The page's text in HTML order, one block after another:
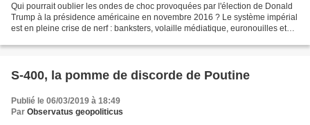
Qui pourrait oublier les ondes de choc provoquées par l'élection de Donald
Trump à la présidence américaine en novembre 2016 ? Le système impérial
est en pleine crise de nerf : banksters, volaille médiatique, euronouilles et
S-400, la pomme de discorde de Poutine
Publié le 06/03/2019 à 18:49
Par Observatus geopoliticus